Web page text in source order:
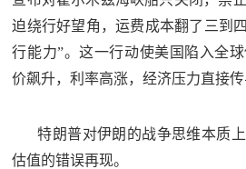
迫绕行好望角，运费成本翻了三到
行能力”。这一行动使美国陷入全
价飙升，利率高涨，经济压力直接传
特朗普对伊朗的战争思维本质
估值的错误再现。